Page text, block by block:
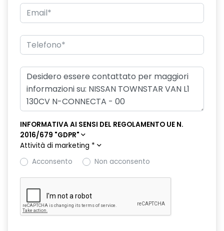
Sedili regolabili
Sistema di assistenza al mantenimento della corsia
Sistema di chiamata d'emergenza
Specchietti retrovisori colorati
Specchietti retrovisori elettrici e riscaldabili
Telecamera per visione esterno a 360
Telecamera posteriore
Volante in pelle
INFORMATIVA AI SENSI DEL REGOLAMENTO UE N.
2016/679 "GDPR"
Attività di marketing *
Acconsento
Non acconsento